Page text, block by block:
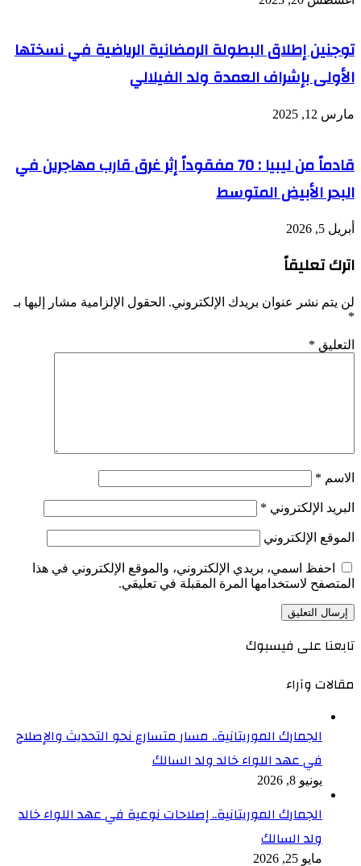
توجنين إطلاق البطولة الرمضانية الرياضية في نسختها
الأولى بإشراف العمدة ولد الفيلالي
مارس 12, 2025
قادماً من ليبيا : 70 مفقوداً إثر غرق قارب مهاجرين في
البحر الأبيض المتوسط
أبريل 5, 2026
اترك تعليقاً
لن يتم نشر عنوان بريدك الإلكتروني. الحقول الإلزامية مشار إليها بـ
*
التعليق *
الاسم *
البريد الإلكتروني *
الموقع الإلكتروني
احفظ اسمي، بريدي الإلكتروني، والموقع الإلكتروني في هذا
المتصفح لاستخدامها المرة المقبلة في تعليقي.
تابعنا على فيسبوك
مقالات وآراء
الجمارك الموريتانية.. مسار متسارع نحو التحديث والإصلاح
في عهد اللواء خالد ولد السالك
يونيو 8, 2026
الجمارك الموريتانية.. إصلاحات نوعية في عهد اللواء خالد
ولد السالك
مايو 25, 2026